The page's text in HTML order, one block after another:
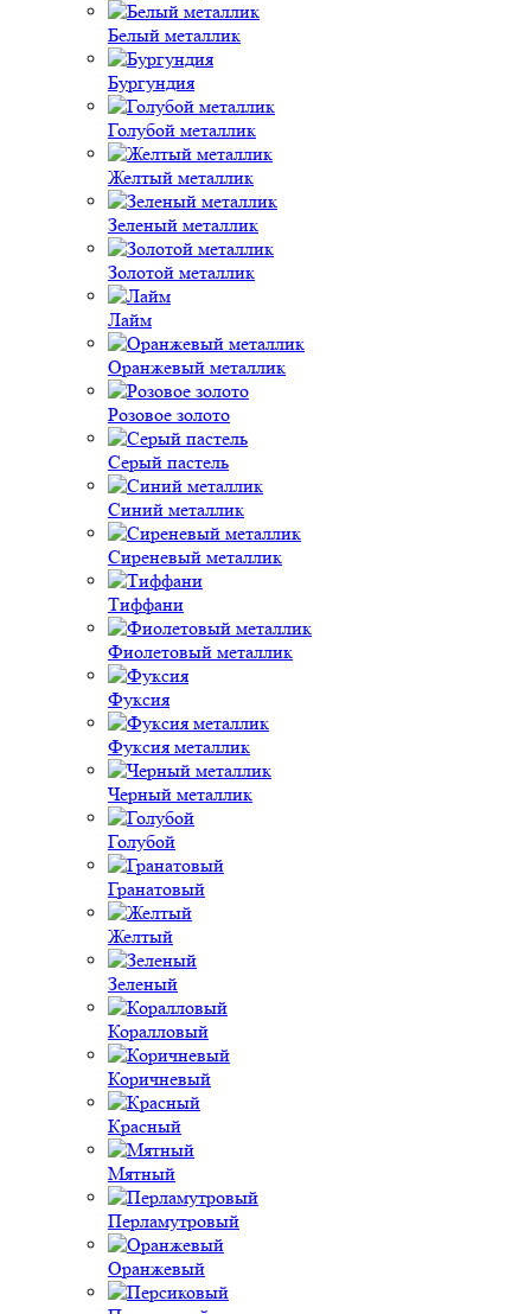
Белый металлик
Бургундия
Голубой металлик
Желтый металлик
Зеленый металлик
Золотой металлик
Лайм
Оранжевый металлик
Розовое золото
Серый пастель
Синий металлик
Сиреневый металлик
Тиффани
Фиолетовый металлик
Фуксия
Фуксия металлик
Черный металлик
Голубой
Гранатовый
Желтый
Зеленый
Коралловый
Коричневый
Красный
Мятный
Перламутровый
Оранжевый